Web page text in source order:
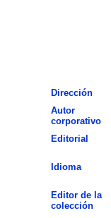
Dirección
Autor
corporativo
Editorial
Idioma
Editor de la
colección